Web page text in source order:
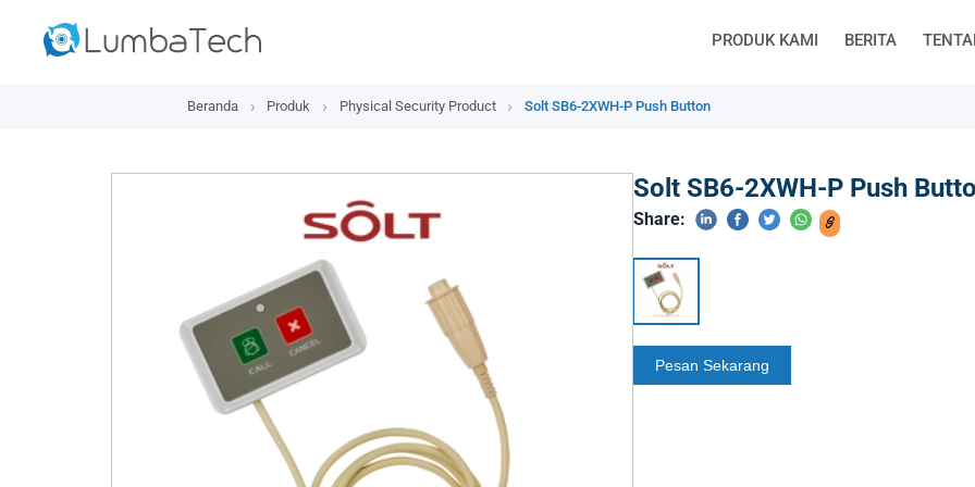
PRODUK KAMI BERITA
Beranda Produk Physical Security Product Solt SB6-2XWH-P Push Button
Solt SB6-2XWH-P Push
Share: